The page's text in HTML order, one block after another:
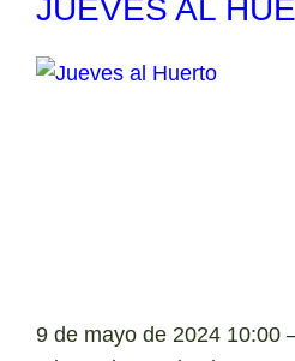
JUEVES AL
9 de mayo de 2024 10:00